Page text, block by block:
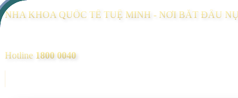
NHA KHOA QUỐC TẾ TUỆ MINH - NƠI BẮT ĐẦU
Hotline 1800 0040